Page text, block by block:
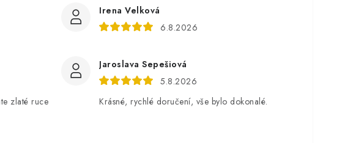
Irena Velková
6.8.2026
zlaté ruce
Jaroslava Sepešiová
5.8.2026
Krásné, rychlé doručení, vše bylo dokonalé.